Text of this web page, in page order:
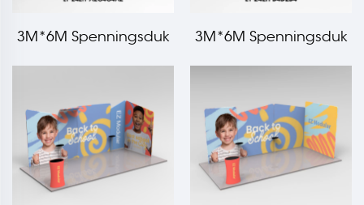
3M*6M Spenningsduk
3M*6M Spenningsduk